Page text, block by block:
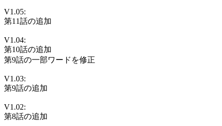
V1.05:
第11話の追加
V1.04:
第10話の追加
第9話の一部ワードを修正
V1.03:
第9話の追加
V1.02:
第8話の追加